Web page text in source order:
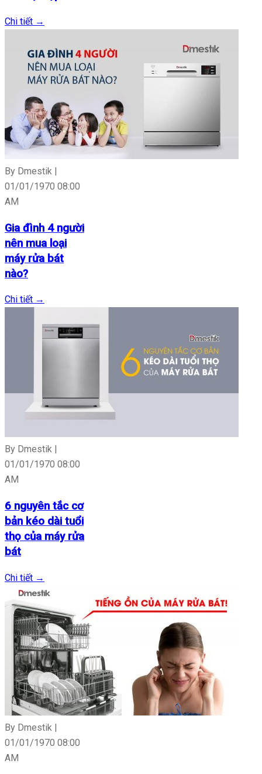
Chi tiết →
By Dmestik |
01/01/1970 08:00
AM
Gia đình 4 người
nên mua loại
máy rửa bát
nào?
Chi tiết →
By Dmestik |
01/01/1970 08:00
AM
6 nguyên tắc cơ
bản kéo dài tuổi
thọ của máy rửa
bát
Chi tiết →
By Dmestik |
01/01/1970 08:00
AM